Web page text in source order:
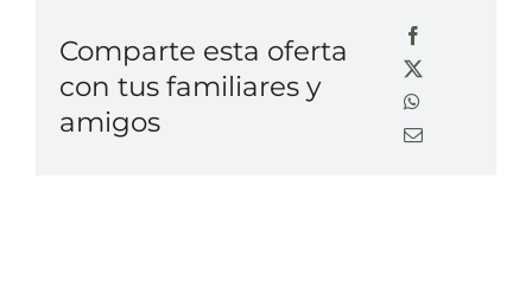
Comparte esta oferta
con tus familiares y
amigos